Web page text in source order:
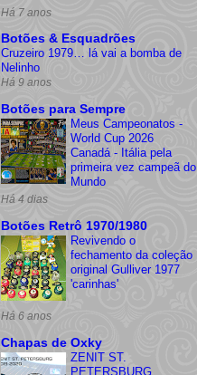
Há 7 anos
Botões & Esquadrões
Cruzeiro 1979… lá vai a bomba de
Nelinho
Há 9 anos
Botões para Sempre
Meus Campeonatos -
World Cup 2026
Canadá - Itália pela
primeira vez campeã do
Mundo
Há 4 dias
Botões Retrô 1970/1980
Revivendo o
fechamento da coleção
original Gulliver 1977
'carinhas'
Há 6 anos
Chapas de Oxky
ZENIT ST.
PETERSBURG